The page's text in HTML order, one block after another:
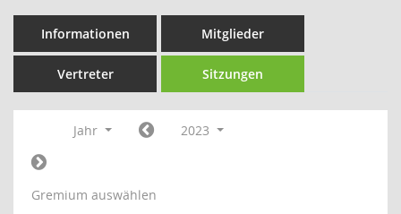
Informationen Mitglieder
Vertreter Sitzungen
Jahr 2023
Gremium auswählen